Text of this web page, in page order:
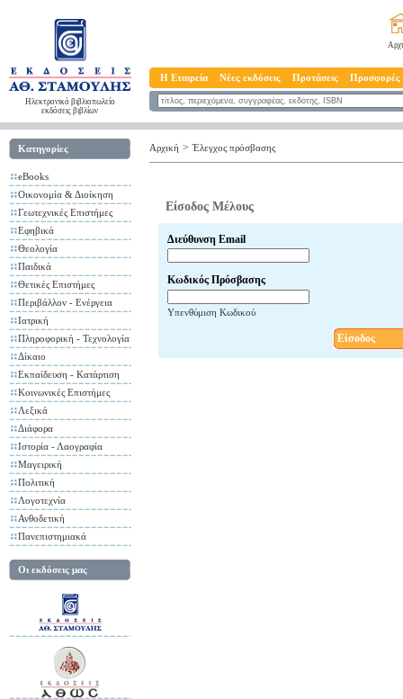
Ηλεκτρονικό βιβλιοπωλείο
εκδόσεις βιβλίων
Η Εταιρεία Νέες εκδόσεις Προτάσεις Προσφορές
Κατηγορίες
eBooks
Οικονομία & Διοίκηση
Γεωτεχνικές Επιστήμες
Εφηβικά
Θεολογία
Παιδικά
Θετικές Επιστήμες
Περιβάλλον - Ενέργεια
Ιατρική
Πληροφορική - Τεχνολογία
Δίκαιο
Εκπαίδευση - Κατάρτιση
Κοινωνικές Επιστήμες
Λεξικά
Διάφορα
Ιστορία - Λαογραφία
Μαγειρική
Πολιτική
Λογοτεχνία
Ανθοδετική
Πανεπιστημιακά
Οι εκδόσεις μας
Αρχική > Έλεγχος πρόσβασης
Είσοδος Μέλους
Διεύθυνση Email
Κωδικός Πρόσβασης
Υπενθύμιση Κωδικού
Είσοδος